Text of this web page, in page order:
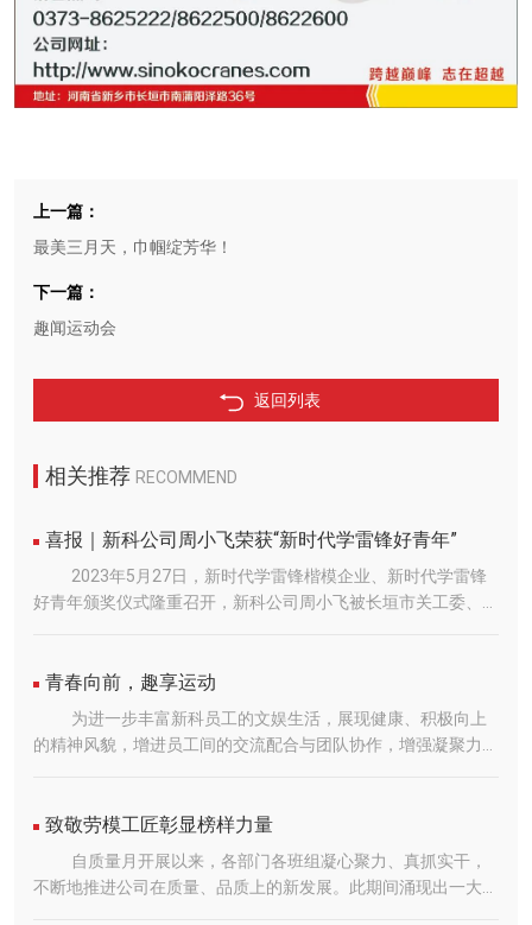
上一篇：
最美三月天，巾帼绽芳华！
下一篇：
趣闻运动会
返回列表
相关推荐 RECOMMEND
喜报｜新科公司周小飞荣获“新时代学雷锋好青年”
2023年5月27日，新时代学雷锋楷模企业、新时代学雷锋
好青年颁奖仪式隆重召开，新科公司周小飞被长垣市关工委、长
术部机械设计主任。工作中，周小飞始终坚持学以致用、用有所
成的原则，干一行爱一行，专一行精一行。自任职以来获得发明
专利7项，荣获实用新型专利56项，荣获长垣市科学技术成果奖
4项。在职期间多次主导山西晋钢锻造科技园项目、江西自立环
重大项目，其设计的起重机性能稳定、运行平稳，受到广大用户
的一致好评。曾主导设计CXSM200/75-42m、CXSM500/250-
42m大吨位大跨度起重机；参与公司单梁、卷扬起重机系列
化、模块化设计，推动公司技术创新发展。周小飞还积极参与公
青春向前，趣享运动
为进一步丰富新科员工的文娱生活，展现健康、积极向上
的精神风貌，增进员工间的交流配合与团队协作，增强凝聚力与
幕词，他希望员工们通过比赛充分展示团队合作精神和顽强拼搏
精神，同时也希望通过比赛增进友谊，增强团队凝聚力，真正做
到心往一处想、劲往一处使，拧成一股绳，让五四精神薪火相
传，把体育精神融合到工作中，以优异的成绩展示新科职工的风
致敬劳模工匠彰显榜样力量
自质量月开展以来，各部门各班组凝心聚力、真抓实干，
不断地推进公司在质量、品质上的新发展。此期间涌现出一大批